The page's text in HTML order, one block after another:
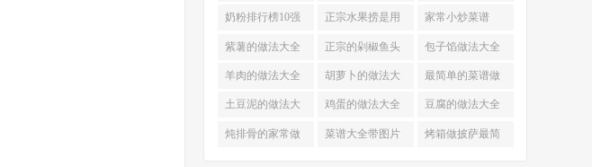
奶粉排行榜10强 正宗水果捞是用
什么奶
家常小炒菜谱
1000大全
紫薯的做法大全 正宗的剁椒鱼头
的做法
包子馅做法大全
羊肉的做法大全 胡萝卜的做法大
全
最简单的菜谱做
法大全
土豆泥的做法大
全
鸡蛋的做法大全 豆腐的做法大全
炖排骨的家常做 菜谱大全带图片 烤箱做披萨最简